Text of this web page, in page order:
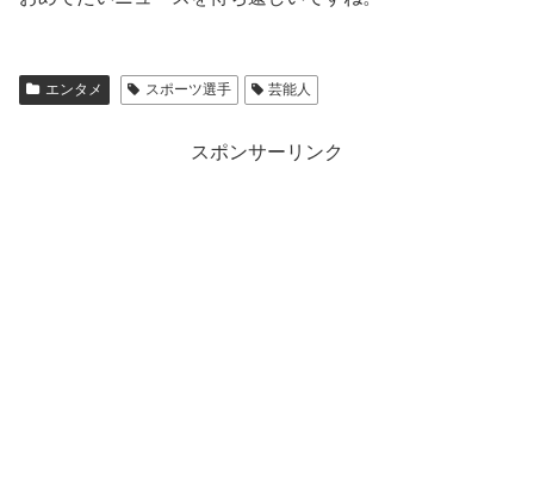
エンタメ スポーツ選手 芸能人
スポンサーリンク